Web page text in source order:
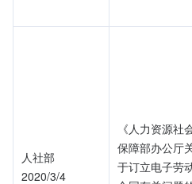
人社部
2020/3/4
《人力资源社
保障部办公厅
于订立电子劳